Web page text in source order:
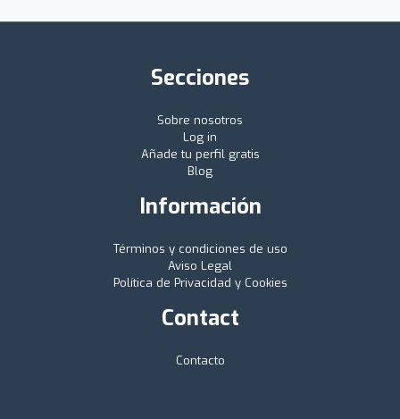
Secciones
Sobre nosotros
Log in
Añade tu perfil gratis
Blog
Información
Términos y condiciones de uso
Aviso Legal
Política de Privacidad y Cookies
Contact
Contacto